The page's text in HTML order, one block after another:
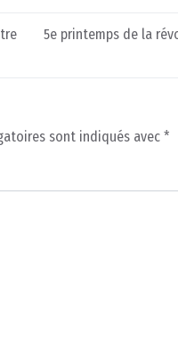
5e printemps de la
sont indiqués avec *